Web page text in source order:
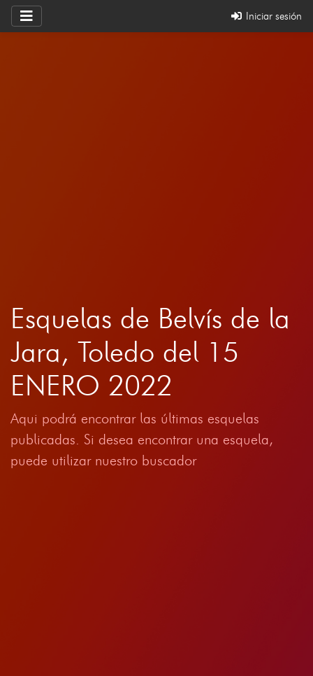
Iniciar sesión
Esquelas de Belvís de la
Jara, Toledo del 15
ENERO 2022
Aqui podrá encontrar las últimas esquelas
publicadas. Si desea encontrar una esquela,
puede utilizar nuestro buscador